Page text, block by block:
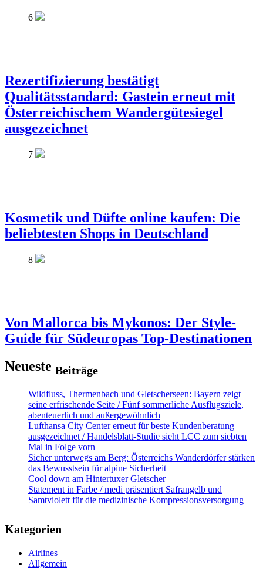
6
Rezertifizierung bestätigt
Qualitätsstandard: Gastein erneut mit
Österreichischem Wandergütesiegel
ausgezeichnet
7
Kosmetik und Düfte online kaufen: Die
beliebtesten Shops in Deutschland
8
Von Mallorca bis Mykonos: Der Style-
Guide für Südeuropas Top-Destinationen
Neueste Beiträge
Wildfluss, Thermenbach und Gletscherseen: Bayern zeigt
seine erfrischende Seite / Fünf sommerliche Ausflugsziele,
abenteuerlich und außergewöhnlich
Lufthansa City Center erneut für beste Kundenberatung
ausgezeichnet / Handelsblatt-Studie sieht LCC zum siebten
Mal in Folge vorn
Sicher unterwegs am Berg: Österreichs Wanderdörfer stärken
das Bewusstsein für alpine Sicherheit
Cool down am Hintertuxer Gletscher
Statement in Farbe / medi präsentiert Safrangelb und
Samtviolett für die medizinische Kompressionsversorgung
Kategorien
Airlines
Allgemein